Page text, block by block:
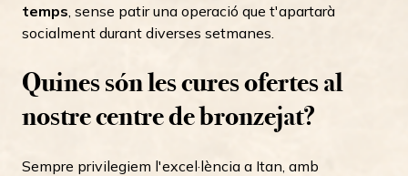
temps , sense patir una operació que t'apartarà
socialment durant diverses setmanes.
Quines són les cures ofertes al
nostre centre de bronzejat?
Sempre privilegiem l'excel·lència a Itan, amb